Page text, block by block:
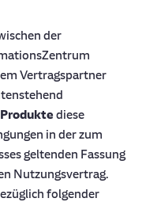
der
Vertragspartner
diese
in der zum
geltenden Fassung
Nutzungsvertrag.
folgender